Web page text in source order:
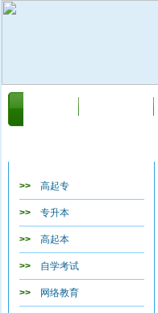
>> 高起专
>> 专升本
>> 高起本
>> 自学考试
>> 网络教育